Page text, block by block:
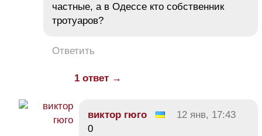
частные, а в Одессе кто собственник
тротуаров?
Ответить
1 ответ →
виктор гюго
12 янв, 17:43
0